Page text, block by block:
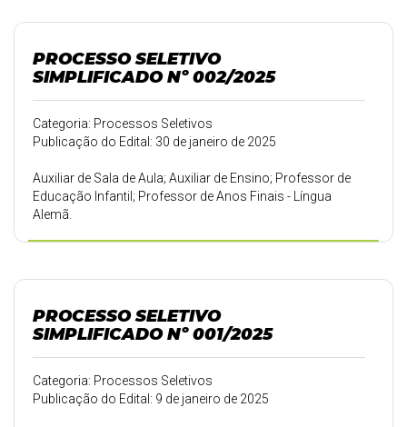
PROCESSO SELETIVO
SIMPLIFICADO Nº 002/2025
Categoria: Processos Seletivos
Publicação do Edital: 30 de janeiro de 2025
Auxiliar de Sala de Aula; Auxiliar de Ensino; Professor de
Educação Infantil; Professor de Anos Finais - Língua
Alemã.
PROCESSO SELETIVO
SIMPLIFICADO Nº 001/2025
Categoria: Processos Seletivos
Publicação do Edital: 9 de janeiro de 2025